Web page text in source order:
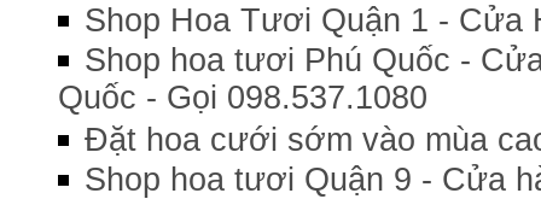
Shop Hoa Tươi Quận 1 - Cửa
Shop hoa tươi Phú Quốc -
Quốc - Gọi 098.537.1080
Đặt hoa cưới sớm vào mùa
Shop hoa tươi Quận 9 - Cửa